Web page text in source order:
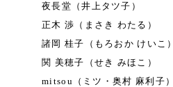
夜長堂（井上タツ子）
正木 渉（まさき わたる）
諸岡 桂子（もろおか けいこ）
関 美穂子（せき みほこ）
mitsou（ミツ・奥村 麻利子）